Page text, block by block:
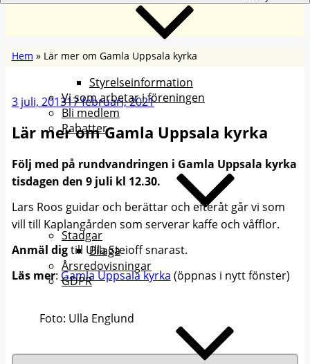
Styrelseinformation
Vi som arbetar i föreningen
Bli medlem
Rabatter
Stadgar
Bilaga
Årsredovisningar
GDPR
Hem » Lär mer om Gamla Uppsala kyrka
Publicerat
3 juli, 201317 februari, 2021
Lär mer om Gamla Uppsala kyrka
Följ med på rundvandringen i Gamla Uppsala kyrka
tisdagen den 9 juli kl 12.30.
Lars Roos guidar och berättar och efteråt går vi som
vill till Kaplangården som serverar kaffe och våfflor.
Anmäl digtill Ulla Steioff snarast.
Läs mer: Gamla Uppsala kyrka (öppnas i nytt fönster)
Foto: Ulla Englund